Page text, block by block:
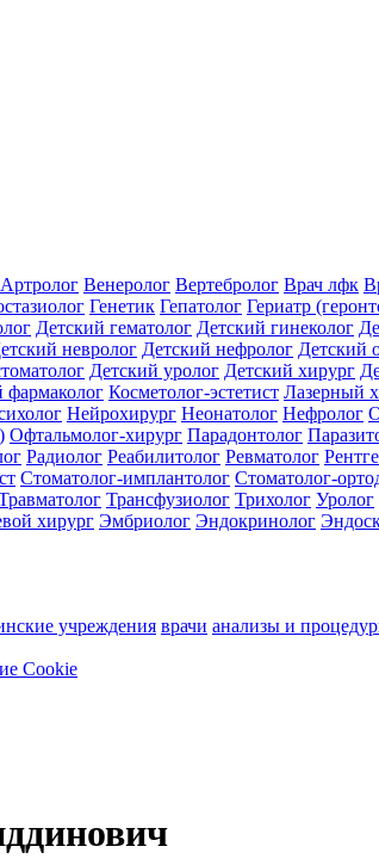
Артролог Венеролог Вертебролог Врач лфк
Генетик Гепатолог Гериатр
Детский гематолог Детский гинеколог
невролог Детский нефролог Детский
Детский уролог Детский хирург
Косметолог-эстетист Лазерный
Нейрохирург Неонатолог Нефролог
Офтальмолог-хирург Парадонтолог
Радиолог Реабилитолог Ревматолог
Стоматолог-имплантолог Стоматолог-
Трансфузиолог Трихолог Уролог
хирург Эмбриолог Эндокринолог
учреждения врачи анализы и
Cookie